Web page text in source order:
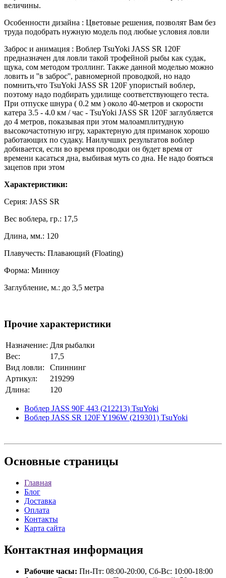
величины.
Особенности дизайна : Цветовые решения, позволят Вам без
труда подобрать нужную модель под любые условия ловли
Заброс и анимация : Воблер TsuYoki JASS SR 120F
предназначен для ловли такой трофейной рыбы как судак,
щука, сом методом троллинг. Также данной моделью можно
ловить и ''в заброс'', равномерной проводкой, но надо
помнить,что TsuYoki JASS SR 120F упористый воблер,
поэтому надо подбирать удилище соответствующего теста.
При отпуске шнура ( 0.2 мм ) около 40-метров и скорости
катера 3.5 - 4.0 км / час - TsuYoki JASS SR 120F заглубляется
до 4 метров, показывая при этом малоамплитудную
высокочастотную игру, характерную для приманок хорошо
работающих по судаку. Наилучших результатов воблер
добивается, если во время проводки он будет время от
времени касаться дна, выбивая муть со дна. Не надо бояться
зацепов при этом
Характеристики:
Серия: JASS SR
Вес воблера, гр.: 17,5
Длина, мм.: 120
Плавучесть: Плавающий (Floating)
Форма: Минноу
Заглубление, м.: до 3,5 метра
Прочие характеристики
Назначение: Для рыбалки
Вес:
17,5
Вид ловли:
Спиннинг
Артикул:
219299
Длина:
120
Воблер JASS 90F 443 (212213) TsuYoki
Воблер JASS SR 120F Y196W (219301) TsuYoki
Основные страницы
Главная
Блог
Доставка
Оплата
Контакты
Карта сайта
Контактная информация
Рабочие часы: Пн-Пт: 08:00-20:00, Сб-Вс: 10:00-18:00